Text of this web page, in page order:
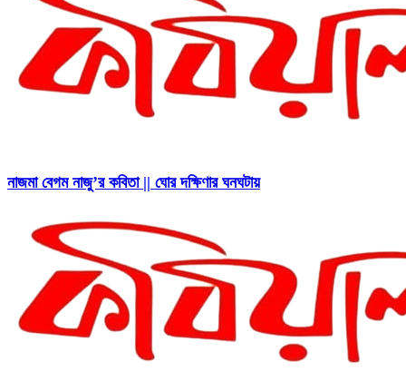
নাজমা বেগম নাজু’র কবিতা || ঘোর দক্ষিণার ঘনঘটায়